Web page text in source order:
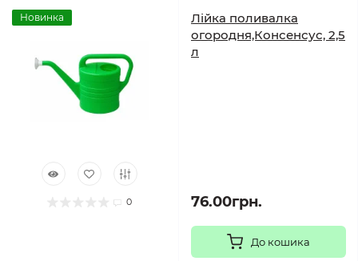
Новинка
0
Лійка поливалка
огородня,Консенсус, 2,5
л
76.00грн.
До кошика